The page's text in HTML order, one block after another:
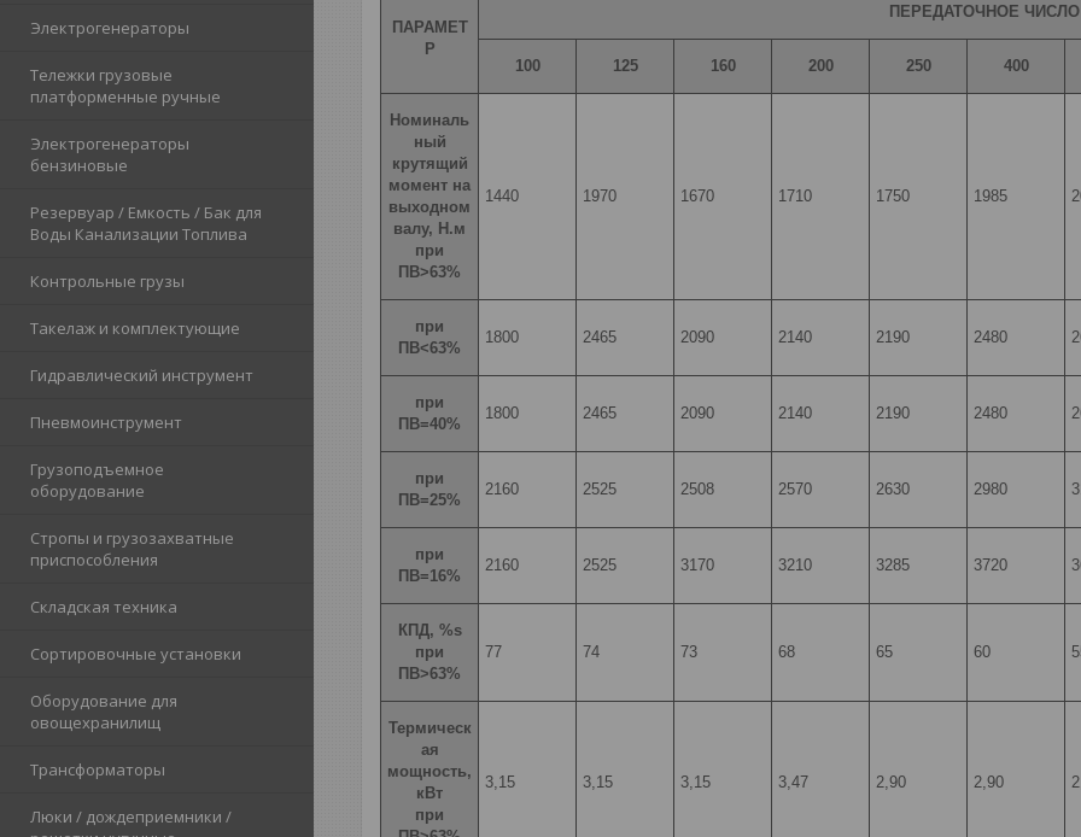
Электрогенераторы
Тележки грузовые
платформенные ручные
Электрогенераторы
бензиновые
Резервуар / Емкость / Бак для
Воды Канализации Топлива
Контрольные грузы
Такелаж и комплектующие
Гидравлический инструмент
Пневмоинструмент
Грузоподъемное
оборудование
Стропы и грузозахватные
приспособления
Складская техника
Сортировочные установки
Оборудование для
овощехранилищ
Трансформаторы
Люки / дождеприемники /
ПАРАМЕТ
Р
ПЕРЕДАТОЧНОЕ
100 125 160 200 250 400
Номиналь
ный
крутящий
момент на
выходном
валу, Н.м
при
ПВ>63%
1440 1970 1670 1710 1750 1985
при
ПВ<63%
1800 2465 2090 2140 2190 2480
при
ПВ=40%
1800 2465 2090 2140 2190 2480
при
ПВ=25%
2160 2525 2508 2570 2630 2980
при
ПВ=16%
2160 2525 3170 3210 3285 3720
КПД, %s
при
ПВ>63%
77 74 73 68 65 60
Термическ
ая
мощность,
кВт
при
3,15 3,15 3,15 3,47 2,90 2,90